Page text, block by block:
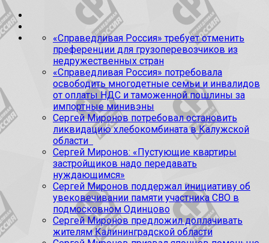
«Справедливая Россия» требует отменить
преференции для грузоперевозчиков из
недружественных стран
«Справедливая Россия» потребовала
освободить многодетные семьи и инвалидов
от оплаты НДС и таможенной пошлины за
импортные минивэны
Сергей Миронов потребовал остановить
ликвидацию хлебокомбината в Калужской
области
Сергей Миронов: «Пустующие квартиры
застройщиков надо передавать
нуждающимся»
Сергей Миронов поддержал инициативу об
увековечивании памяти участника СВО в
подмосковном Одинцово
Сергей Миронов предложил доплачивать
жителям Калининградской области